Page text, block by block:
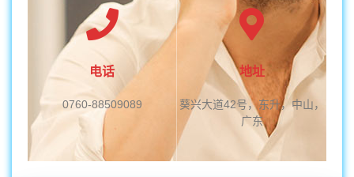
电话
0760-88509089
地址
葵兴大道42号，东升，中山，
广东